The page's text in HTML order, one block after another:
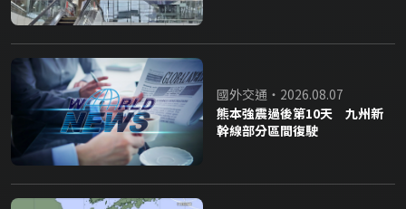
國外交通・2026.08.07
熊本強震過後第10天 九州新
幹線部分區間復駛